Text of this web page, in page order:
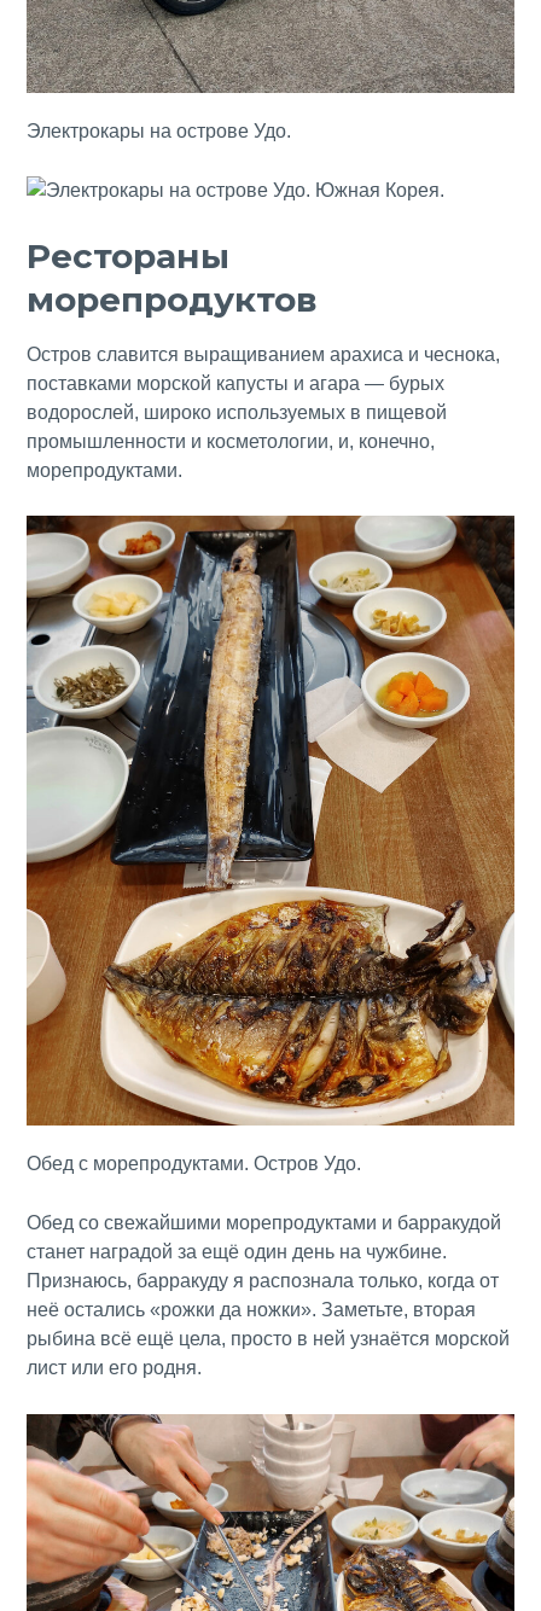
Электрокары на острове Удо.
Рестораны
морепродуктов
Остров славится выращиванием арахиса и чеснока,
поставками морской капусты и агара — бурых
водорослей, широко используемых в пищевой
промышленности и косметологии, и, конечно,
морепродуктами.
Обед с морепродуктами. Остров Удо.
Обед со свежайшими морепродуктами и барракудой
станет наградой за ещё один день на чужбине.
Признаюсь, барракуду я распознала только, когда от
неё остались «рожки да ножки». Заметьте, вторая
рыбина всё ещё цела, просто в ней узнаётся морской
лист или его родня.